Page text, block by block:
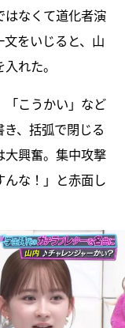
はなくて道化者演
をいじると、山
れた。
「こうかい」など
、括弧で閉じる
大興奮。集中攻撃
な！」と赤面し